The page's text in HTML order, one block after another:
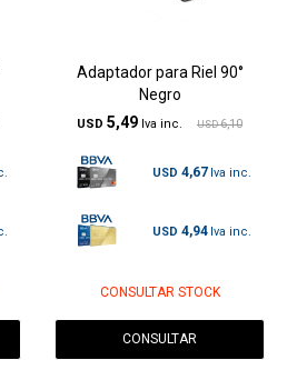
Adaptador para Riel 90°
Negro
USD 5,49 USD 6,10
USD 4,67
USD 4,94
CONSULTAR STOCK
CONSULTAR